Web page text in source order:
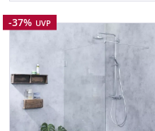
Rabatt
-37% UVP